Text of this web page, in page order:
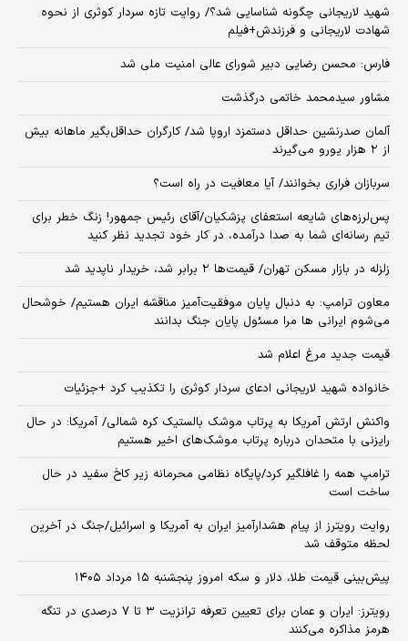
شهید لاریجانی چگونه شناسایی شد؟/ روایت تازه سردار کوثری از نحوه
شهادت لاریجانی و فرزندش+فیلم
فارس: محسن رضایی دبیر شورای عالی امنیت ملی شد
مشاور سیدمحمد خاتمی درگذشت
آلمان صدرنشین حداقل دستمزد اروپا شد/ کارگران حداقل‌بگیر ماهانه بیش
از ۲ هزار یورو می‌گیرند
سربازان فراری بخوانند/ آیا معافیت در راه است؟
پس‌لرزه‌های شایعه استعفای پزشکیان/آقای رئیس جمهور! زنگ خطر برای
تیم رسانه‌ای شما به صدا درآمده، در کار خود تجدید نظر کنید
زلزله در بازار مسکن تهران/ قیمت‌ها ۲ برابر شد، خریدار ناپدید شد
معاون ترامپ: به دنبال پایان موفقیت‌آمیز مناقشه ایران هستیم/ خوشحال
می‌شوم ایرانی ها مرا مسئول پایان جنگ بدانند
قیمت جدید مرغ اعلام شد
خانواده شهید لاریجانی ادعای سردار کوثری را تکذیب کرد +جزئیات
واکنش ارتش آمریکا به پرتاب موشک بالستیک کره شمالی/ آمریکا: در حال
رایزنی با متحدان درباره پرتاب موشک‌های اخیر هستیم
ترامپ همه را غافلگیر کرد/پایگاه نظامی محرمانه زیر کاخ سفید در حال
ساخت است
روایت رویترز از پیام هشدارآمیز ایران به آمریکا و اسرائیل/جنگ در آخرین
لحظه متوقف شد
پیش‌بینی قیمت طلا، دلار و سکه امروز پنجشنبه ۱۵ مرداد ۱۴۰۵
رویترز: ایران و عمان برای تعیین تعرفه ترانزیت ۳ تا ۷ درصدی در تنگه
هرمز مذاکره می‌کنند